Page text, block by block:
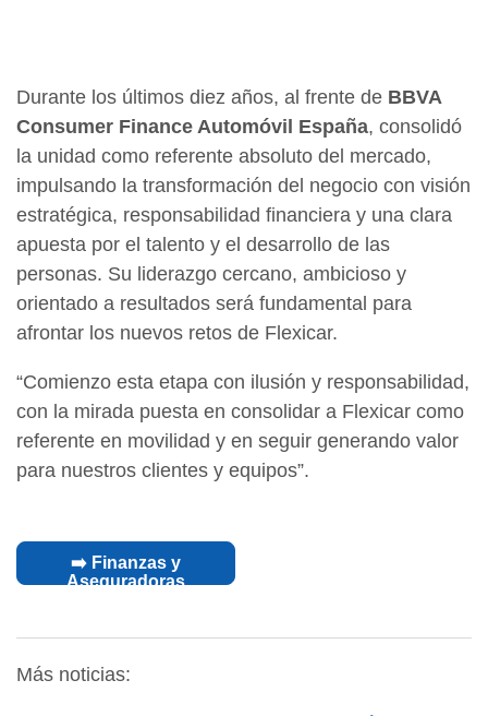
Durante los últimos diez años, al frente de BBVA
Consumer Finance Automóvil España, consolidó
la unidad como referente absoluto del mercado,
impulsando la transformación del negocio con visión
estratégica, responsabilidad financiera y una clara
apuesta por el talento y el desarrollo de las
personas. Su liderazgo cercano, ambicioso y
orientado a resultados será fundamental para
afrontar los nuevos retos de Flexicar.
“Comienzo esta etapa con ilusión y responsabilidad,
con la mirada puesta en consolidar a Flexicar como
referente en movilidad y en seguir generando valor
para nuestros clientes y equipos”.
➡️ Finanzas y
Aseguradoras
Más noticias: